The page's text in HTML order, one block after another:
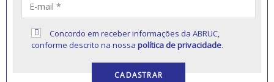
Concordo em receber informações da ABRUC,
conforme descrito na nossapolítica de privacidade.